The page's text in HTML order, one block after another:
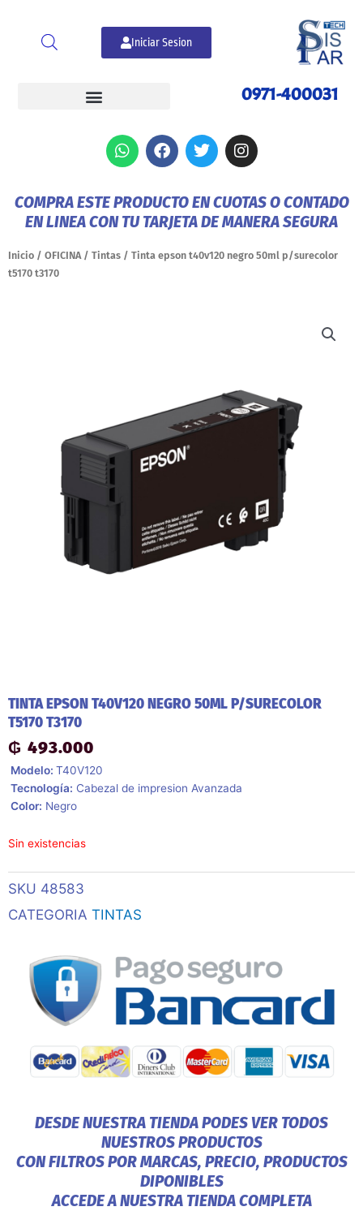
contenido
Iniciar Sesion
0971-400031
W
h
s
a
p
F
a
b
o
k
T
w
t
e
I
n
a
g
a
COMPRA ESTE PRODUCTO EN CUOTAS O CONTADO
EN LINEA CON TU TARJETA DE MANERA SEGURA
Inicio / OFICINA / Tintas / Tinta epson t40v120 negro 50ml p/surecolor
t5170 t3170
TINTA EPSON T40V120 NEGRO 50ML P/SURECOLOR
T5170 T3170
₲ 493.000
 Modelo: T40V120
 Tecnología: Cabezal de impresion Avanzada
 Color: Negro
Sin existencias
SKU 48583
CATEGORIA TINTAS
DESDE NUESTRA TIENDA PODES VER TODOS
NUESTROS PRODUCTOS
CON FILTROS POR MARCAS, PRECIO, PRODUCTOS
DIPONIBLES
ACCEDE A NUESTRA TIENDA COMPLETA